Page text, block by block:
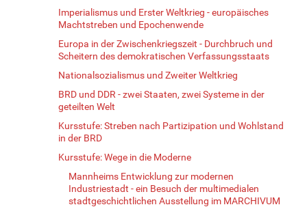
Imperialismus und Erster Weltkrieg - europäisches
Machtstreben und Epochenwende
Europa in der Zwischenkriegszeit - Durchbruch und
Scheitern des demokratischen Verfassungsstaats
Nationalsozialismus und Zweiter Weltkrieg
BRD und DDR - zwei Staaten, zwei Systeme in der
geteilten Welt
Kursstufe: Streben nach Partizipation und Wohlstand
in der BRD
Kursstufe: Wege in die Moderne
Mannheims Entwicklung zur modernen
Industriestadt - ein Besuch der multimedialen
stadtgeschichtlichen Ausstellung im MARCHIVUM